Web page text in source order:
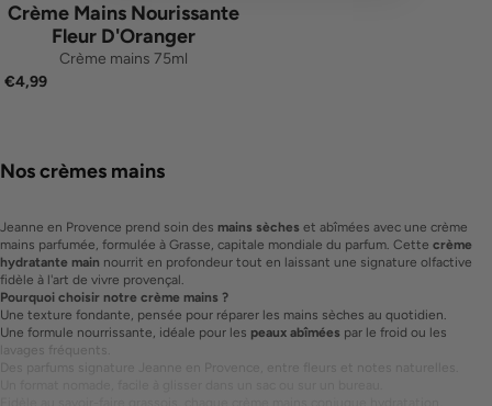
Crème Mains Nourissante
Fleur D'Oranger
Crème mains 75ml
€4,99
Nos crèmes mains
Jeanne en Provence prend soin des mains sèches et abîmées avec une crème
mains parfumée, formulée à Grasse, capitale mondiale du parfum. Cette crème
hydratante main nourrit en profondeur tout en laissant une signature olfactive
fidèle à l'art de vivre provençal.
Pourquoi choisir notre crème mains ?
Une texture fondante, pensée pour réparer les mains sèches au quotidien.
Une formule nourrissante, idéale pour les peaux abîmées par le froid ou les
lavages fréquents.